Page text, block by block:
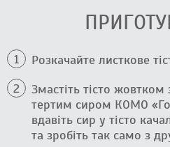
Розкачайте листкове
Змастіть тісто
тертим сиром КОМО
вдавіть сир у тісто
та зробіть так само з